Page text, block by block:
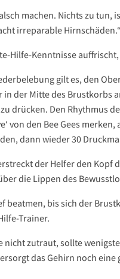
machen. Nichts zu tun,
irreparable Hirnschäden.“
Hilfe-Kenntnisse
gilt es, den
der Mitte des Brustkorbs
drücken. Den Rhythmus
von den Bee Gees
dann wieder 30
der Helfer den Kopf
die Lippen des
beatmen, bis sich der
Trainer.
nicht zutraut, sollte
das Gehirn noch